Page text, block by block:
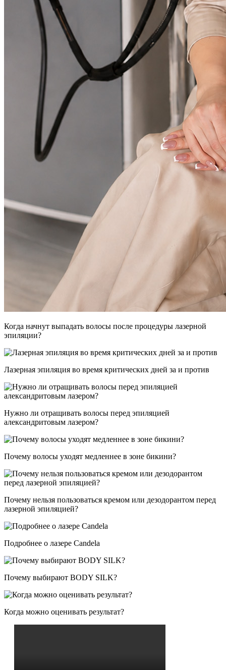
Когда начнут выпадать волосы после процедуры лазерной
эпиляции?
Лазерная эпиляция во время критических дней за и против
Нужно ли отращивать волосы перед эпиляцией
александритовым лазером?
Почему волосы уходят медленнее в зоне бикини?
Почему нельзя пользоваться кремом или дезодорантом перед
лазерной эпиляцией?
Подробнее о лазере Candela
Почему выбирают BODY SILK?
Когда можно оценивать результат?